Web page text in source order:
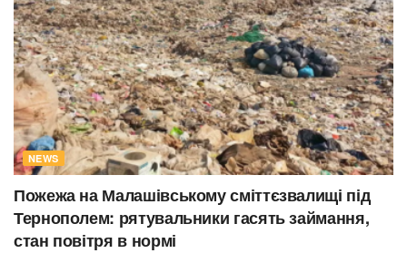
NEWS
Пожежа на Малашівському сміттєзвалищі під
Тернополем: рятувальники гасять займання,
стан повітря в нормі